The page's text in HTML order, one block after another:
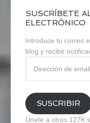
SUSCRÍBETE
ELECTRÓNICO
Introduce tu correo
blog y recibir
email
SUSCRIBIR
Únete a otros 127K